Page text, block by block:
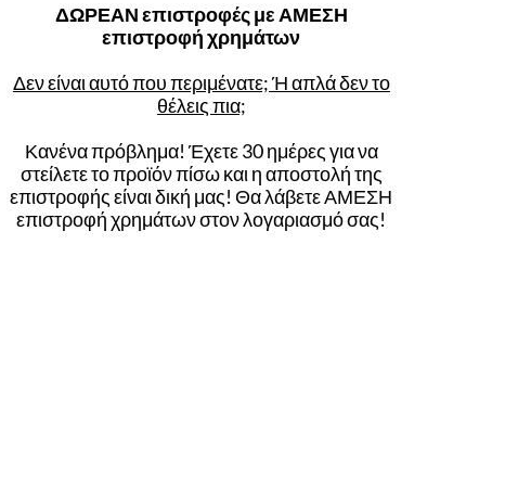
ΔΩΡΕΑΝ επιστροφές με ΑΜΕΣΗ
επιστροφή χρημάτων
Δεν είναι αυτό που περιμένατε; Ή απλά δεν το
θέλεις πια;
Κανένα πρόβλημα! Έχετε 30 ημέρες για να
στείλετε το προϊόν πίσω και η αποστολή της
επιστροφής είναι δική μας! Θα λάβετε ΑΜΕΣΗ
επιστροφή χρημάτων στον λογαριασμό σας!